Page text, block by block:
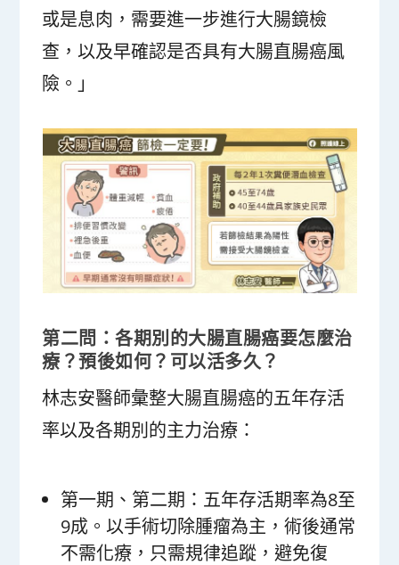
或是息肉，需要進一步進行大腸鏡檢
查，以及早確認是否具有大腸直腸癌風
險。」
第二問：各期別的大腸直腸癌要怎麼治
療？預後如何？可以活多久？
林志安醫師彙整大腸直腸癌的五年存活
率以及各期別的主力治療：
第一期、第二期：五年存活期率為8至
9成。以手術切除腫瘤為主，術後通常
不需化療，只需規律追蹤，避免復